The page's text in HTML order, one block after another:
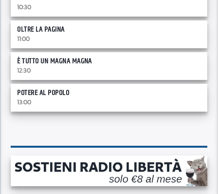
10:30
OLTRE LA PAGINA
11:00
È TUTTO UN MAGNA MAGNA
12:30
POTERE AL POPOLO
13:00